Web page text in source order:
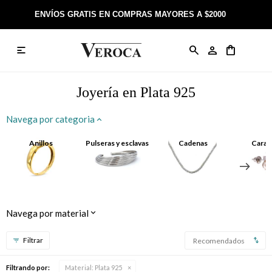
ENVÍOS GRATIS EN COMPRAS MAYORES A $2000

Joyería en Plata 925
Navega por categoria
Anillos Pulseras y esclavas Cadenas
Navega por material
Recomendados
Filtrando por: Material: Plata 925
Anillos
Rosarios
Colgantes
Tobilleras
Llaveros
Día de la Madre
Bautismo
Boda
Cumpleaños de 15
Sobre Veroca Joyas
Trabaja con nosotros
Contacto
Como comprar on-line
Términos y condiciones